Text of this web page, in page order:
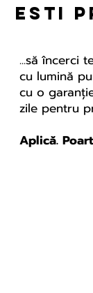
esti
...să încerci
cu lumină
cu o
zile pentru
Aplică.